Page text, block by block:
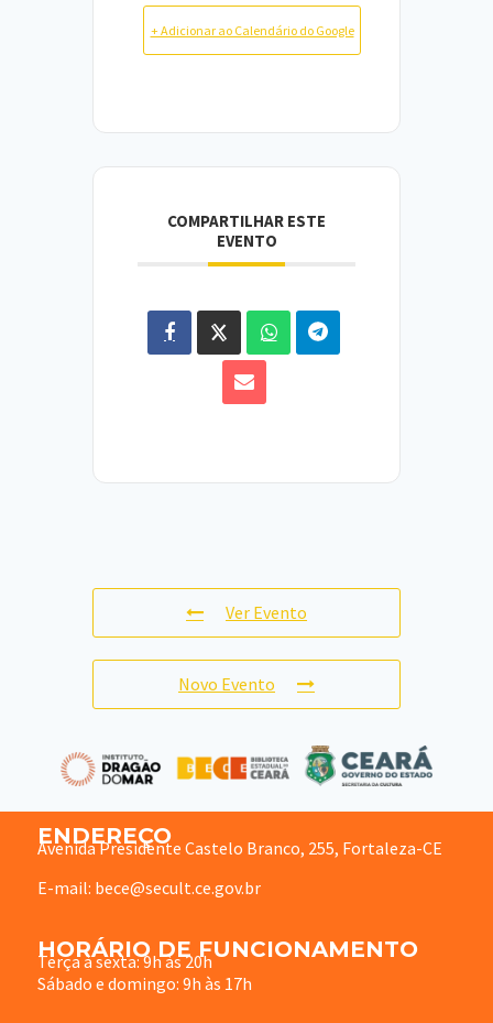
+ Adicionar ao Calendário do Google
COMPARTILHAR ESTE
EVENTO
Ver Evento
Novo Evento
ENDEREÇO
Avenida Presidente Castelo Branco, 255, Fortaleza-CE
E-mail: bece@secult.ce.gov.br
HORÁRIO DE FUNCIONAMENTO
Terça à sexta: 9h às 20h
Sábado e domingo: 9h às 17h